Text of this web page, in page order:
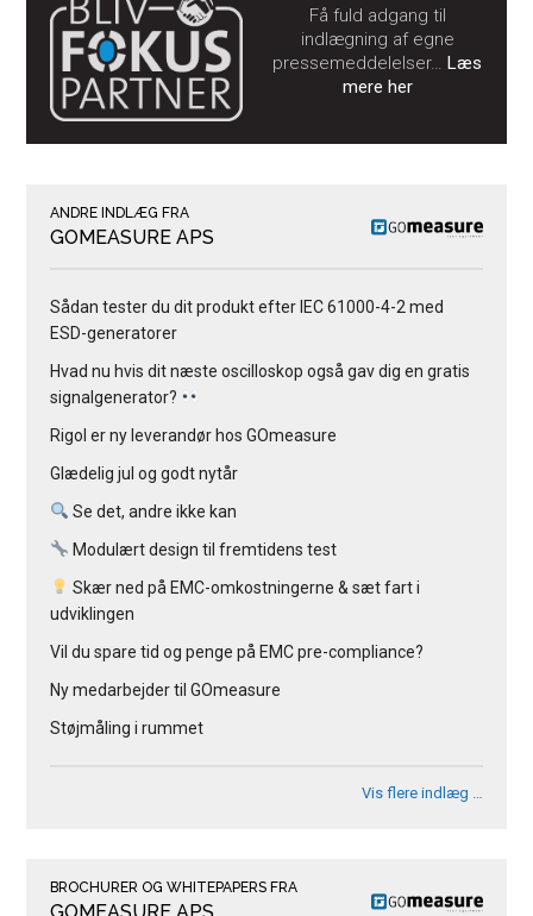
Få fuld adgang til
indlægning af egne
pressemeddelelser…Læs
mere her
ANDRE INDLÆG FRA
GOMEASURE APS
Sådan tester du dit produkt efter IEC 61000-4-2 med
ESD-generatorer
Hvad nu hvis dit næste oscilloskop også gav dig en gratis
signalgenerator?
Rigol er ny leverandør hos GOmeasure
Glædelig jul og godt nytår
Se det, andre ikke kan
Modulært design til fremtidens test
Skær ned på EMC-omkostningerne & sæt fart i
udviklingen
Vil du spare tid og penge på EMC pre-compliance?
Ny medarbejder til GOmeasure
Støjmåling i rummet
Vis flere indlæg …
BROCHURER OG WHITEPAPERS FRA